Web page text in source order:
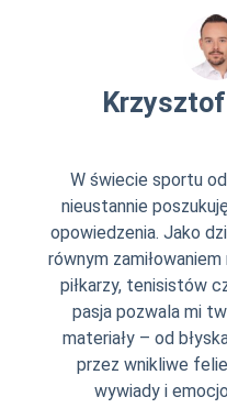
W świecie sportu
nieustannie
opowiedzenia. Jako
równym
piłkarzy, tenisistów
pasja pozwala mi
materiały – od
przez wnikliwe
wywiady i